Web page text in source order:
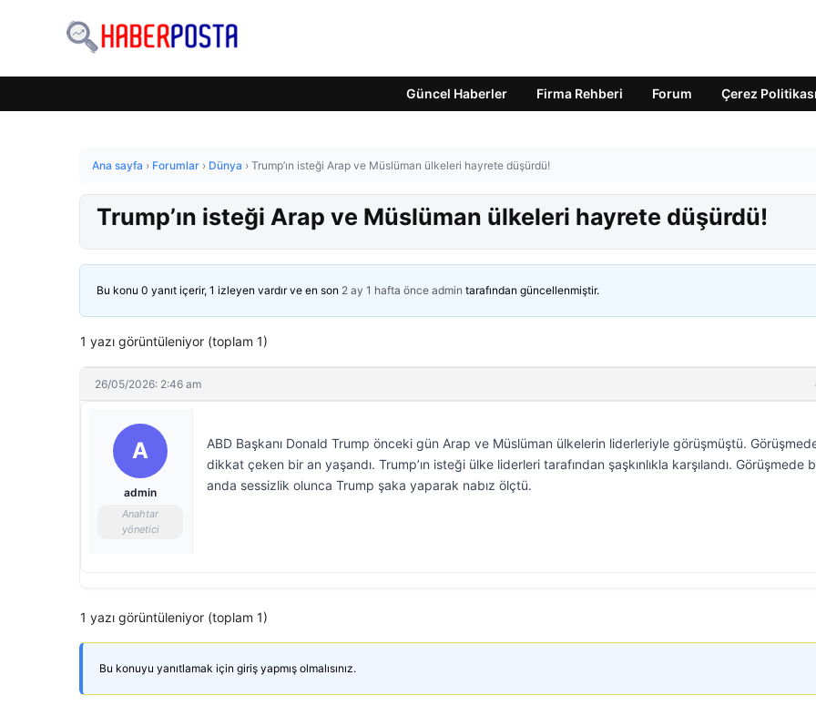
Güncel Haberler Firma Rehberi Forum Çerez Politikası
Ana sayfa › Forumlar › Dünya › Trump’ın isteği Arap ve Müslüman ülkeleri hayrete düşürdü!
Trump’ın isteği Arap ve Müslüman ülkeleri hayrete düşürdü!
Bu konu 0 yanıt içerir, 1 izleyen vardır ve en son 2 ay 1 hafta önce admin tarafından güncellenmiştir.
1 yazı görüntüleniyor (toplam 1)
26/05/2026: 2:46 am
A
admin
Anahtar
yönetici
ABD Başkanı Donald Trump önceki gün Arap ve Müslüman ülkelerin liderleriyle görüşmüştü.
dikkat çeken bir an yaşandı. Trump’ın isteği ülke liderleri tarafından şaşkınlıkla karşılandı. Görüşmede
anda sessizlik olunca Trump şaka yaparak nabız ölçtü.
1 yazı görüntüleniyor (toplam 1)
Bu konuyu yanıtlamak için giriş yapmış olmalısınız.